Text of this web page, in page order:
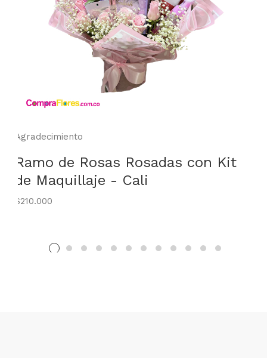
Agradecimiento
Ramo de Rosas Rosadas con Kit
de Maquillaje - Cali
$210.000